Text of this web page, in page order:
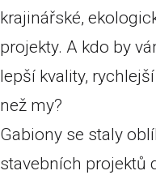
krajinářské,
projekty. A kdo by
lepší kvality,
než my?
Gabiony se staly
stavebních projektů